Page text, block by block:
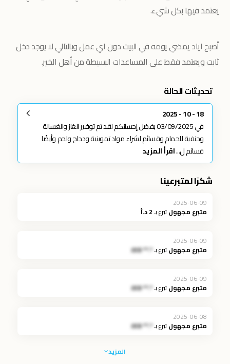
يعتمد فيها بكل شيء.
أصبح اياد يمضي يومه في البيت دون اي عمل وبالتالي لا يوجد دخل
ثابت ويعتمد فقط على المساعدات البسيطة من أهل الخير.
تحديثات الحالة
18 - 10 - 2025
في 03/09/2025 بفضل إحسانكم لقد تم توفير الغاز والغسالة
وحنفية للحمام وقسائم لشراء مواد تموينية ودجاج ولحم وأيضًا
قسائم ل...اقرأ المزيد
شكرًا لمتبرعينا
2025-06-09
متبرع مجهولتبرع بـ2 د.أ
2025-06-09
متبرع مجهولتبرع بـ*.** JOD
2025-06-09
متبرع مجهولتبرع بـ*.** JOD
2025-06-08
متبرع مجهولتبرع بـ*.** JOD
المزيد